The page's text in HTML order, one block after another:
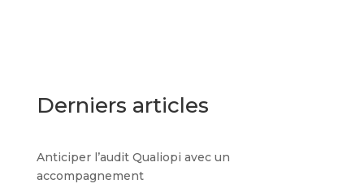
Derniers articles
Anticiper l’audit Qualiopi avec un
accompagnement